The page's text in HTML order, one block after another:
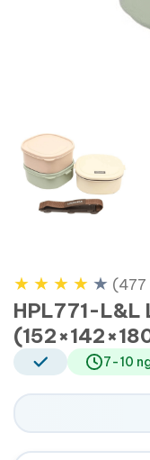
★ ★ ★ ★ ★ (477
HPL771-L&L
7-10